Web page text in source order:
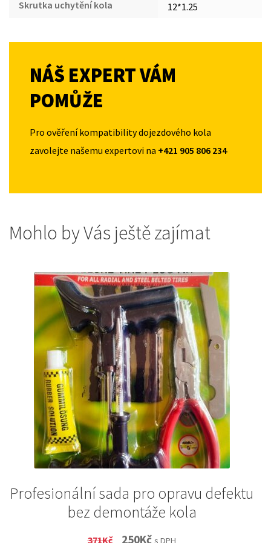
Skrutka uchytění kola 12*1.25
NÁŠ EXPERT VÁM
POMŮŽE
Pro ověření kompatibility dojezdového kola
zavolejte našemu expertovi na +421 905 806 234
Mohlo by Vás ještě zajímat
Profesionální sada pro opravu defektu
bez demontáže kola
371Kč
Original
250KčCurrent
s DPH